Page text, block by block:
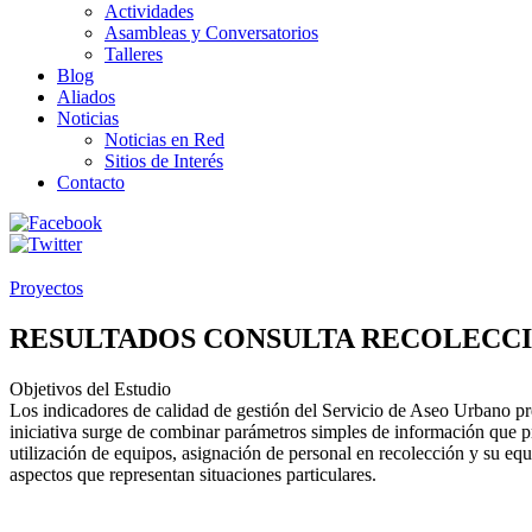
Actividades
Asambleas y Conversatorios
Talleres
Blog
Aliados
Noticias
Noticias en Red
Sitios de Interés
Contacto
Proyectos
RESULTADOS CONSULTA
Objetivos del Estudio
Los indicadores de calidad de gestión del Servicio de Aseo Urbano
iniciativa surge de combinar parámetros simples de información que
utilización de equipos, asignación de personal en recolección y su
aspectos que representan situaciones particulares.